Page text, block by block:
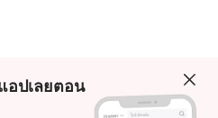
อปเลยตอน